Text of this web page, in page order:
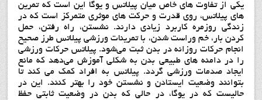
یکی از تفاوت های خاص میان پیلاتس و یوگا این است که تمرین
های پیلاتس، روی قدرت و حرکت های موثری متمرکز است که در
زندگی روزمره کاربرد زیادی دارند. نشستن، راه رفتن، حمل
کردن بار، خم وراست شدن، با تمرینات ورزشی پیلاتس طرز صحیح
انجام حرکات روزانه در بدن ثبت می‌شود. پیلاتس حرکات ورزشی
را در دامنه های طبیعی بدن به شکلی آموزش می‌دهد که مانع
ایجاد صدمات ورزشی گردد. پیلاتس به افراد کمک می کند تا
بتوانند وضعیت ایستادن و نشستن خود را بهتر کنند. این در
حالیست که در یوگا، در حالی که بدن در وضعیت ثابتی حفظ